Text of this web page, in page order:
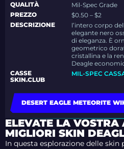
QUALITÀ
Mil-Spec Grade
PREZZO
$0.50 – $2
DESCRIZIONE
l’intero corpo
elegante nero
di eleganza. È
geometrico
cristallina e la
Deagle
CASSE
SKIN.CLUB
MIL-SPEC
DESERT EAGLE METEORITE
ELEVATE LA VOSTRA
MIGLIORI SKIN
In questa esplorazione delle skin